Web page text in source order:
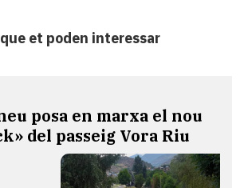
et poden interessar
posa en marxa el nou
del passeig Vora Riu